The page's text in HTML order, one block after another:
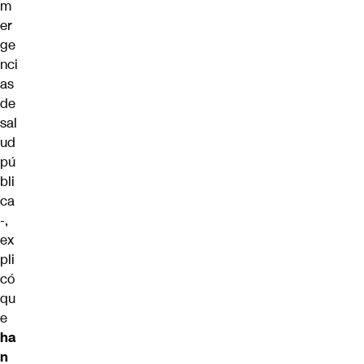
m
er
ge
nci
as
de
sal
ud
pú
bli
ca
-,
ex
pli
có
qu
e
ha
n